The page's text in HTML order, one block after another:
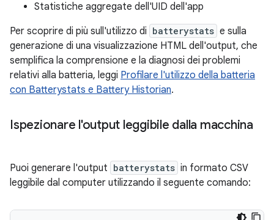
Statistiche aggregate dell'UID dell'app
Per scoprire di più sull'utilizzo di batterystats e sulla
generazione di una visualizzazione HTML dell'output, che
semplifica la comprensione e la diagnosi dei problemi
relativi alla batteria, leggi Profilare l'utilizzo della batteria
con Batterystats e Battery Historian.
Ispezionare l'output leggibile dalla macchina
Puoi generare l'output batterystats in formato CSV
leggibile dal computer utilizzando il seguente comando: